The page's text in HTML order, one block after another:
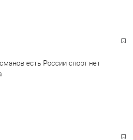
есть России спорт нет